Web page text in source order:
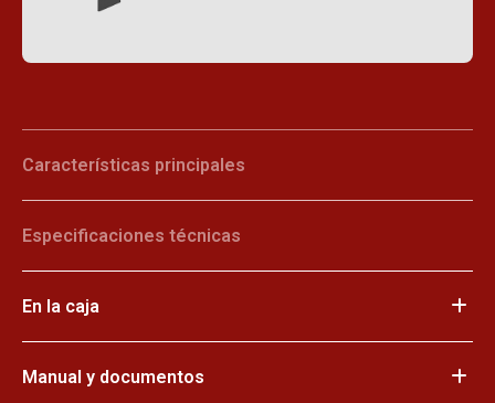
Características principales
Especificaciones técnicas
En la caja
Manual y documentos